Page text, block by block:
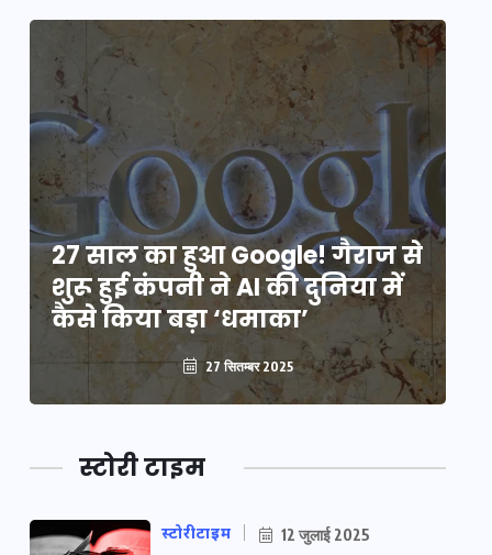
27 साल का हुआ Google! गैराज से
शुरू हुई कंपनी ने AI की दुनिया में
कैसे किया बड़ा ‘धमाका’
27 सितम्बर 2025
स्टोरी टाइम
स्टोरीटाइम 12 जुलाई 2025